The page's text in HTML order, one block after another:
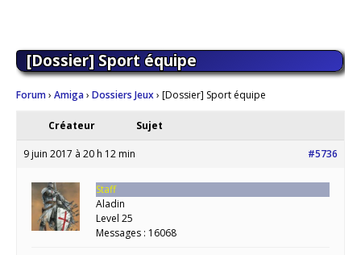
[Dossier] Sport équipe
Forum› Amiga› Dossiers Jeux› [Dossier] Sport équipe
Créateur Sujet
9 juin 2017 à 20 h 12 min #5736
Staff
Aladin
Level 25
Messages : 16068